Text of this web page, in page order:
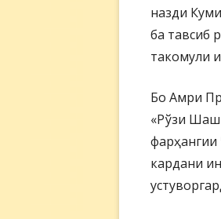
назди
ба тавсиб
такомули
Бо Амри
«Рўзи
фарҳангии
кардани